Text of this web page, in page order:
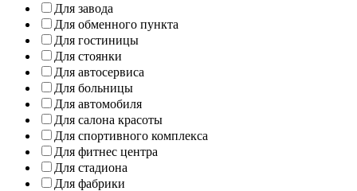
Для завода
Для обменного пункта
Для гостиницы
Для стоянки
Для автосервиса
Для больницы
Для автомобиля
Для салона красоты
Для спортивного комплекса
Для фитнес центра
Для стадиона
Для фабрики